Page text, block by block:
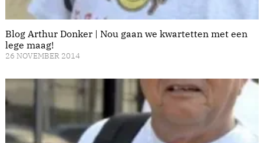
Blog Arthur Donker | Nou gaan we kwartetten met een
lege maag!
26 NOVEMBER 2014